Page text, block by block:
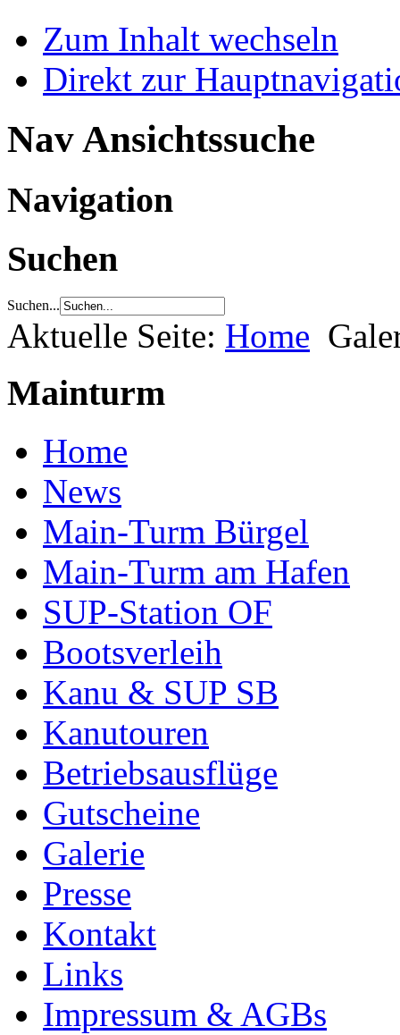
Zum Inhalt wechseln
Direkt zur
Nav Ansichtssuche
Navigation
Suchen
Suchen...
Aktuelle Seite: Home
Mainturm
Home
News
Main-Turm Bürgel
Main-Turm am Hafen
SUP-Station OF
Bootsverleih
Kanu & SUP SB
Kanutouren
Betriebsausflüge
Gutscheine
Galerie
Presse
Kontakt
Links
Impressum & AGBs